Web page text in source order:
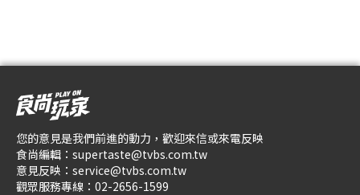
您的意見是我們前進的動力，歡迎來信或來電反映
食尚編輯： supertaste@tvbs.com.tw
意見反映： service@tvbs.com.tw
觀眾服務專線： 02-2656-1599